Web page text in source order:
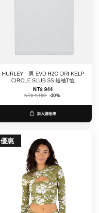
HURLEY｜男 EVD H2O DRI KELP
CIRCLE SLUB SS 短袖T恤
NT$ 944
NT$ 1,180 -20%
加入購物車
優惠